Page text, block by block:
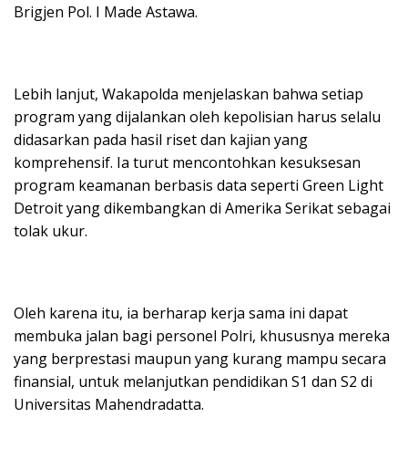
Brigjen Pol. I Made Astawa.
Lebih lanjut, Wakapolda menjelaskan bahwa setiap
program yang dijalankan oleh kepolisian harus selalu
didasarkan pada hasil riset dan kajian yang
komprehensif. Ia turut mencontohkan kesuksesan
program keamanan berbasis data seperti Green Light
Detroit yang dikembangkan di Amerika Serikat sebagai
tolak ukur.
Oleh karena itu, ia berharap kerja sama ini dapat
membuka jalan bagi personel Polri, khususnya mereka
yang berprestasi maupun yang kurang mampu secara
finansial, untuk melanjutkan pendidikan S1 dan S2 di
Universitas Mahendradatta.